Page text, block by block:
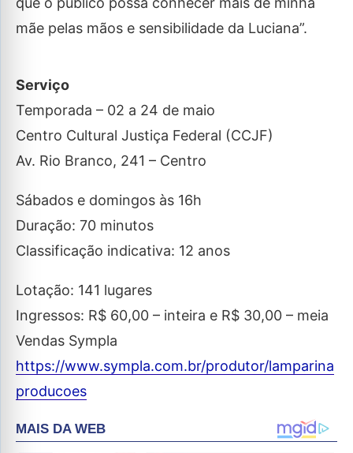
mãe pelas mãos e sensibilidade da Luciana”.
Serviço
Temporada – 02 a 24 de maio
Centro Cultural Justiça Federal (CCJF)
Av. Rio Branco, 241 – Centro
Sábados e domingos às 16h
Duração: 70 minutos
Classificação indicativa: 12 anos
Lotação: 141 lugares
Ingressos: R$ 60,00 – inteira e R$ 30,00 – meia
Vendas Sympla
https://www.sympla.com.br/produtor/lamparina
producoes